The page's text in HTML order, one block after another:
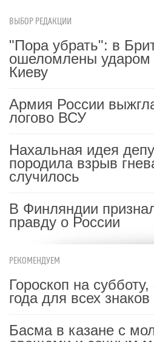
ВЫБОР РЕДАКЦИИ
"Пора убрать": в
ошеломлены ударом
Киеву
Армия России
логово ВСУ
Нахальная идея
породила взрыв
случилось
В Финляндии
правду о России
РЕКОМЕНДУЕМ
Гороскоп на
года для всех
Басма в казане с